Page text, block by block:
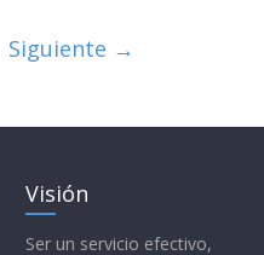
Siguiente →
Visión
Ser un servicio efectivo,